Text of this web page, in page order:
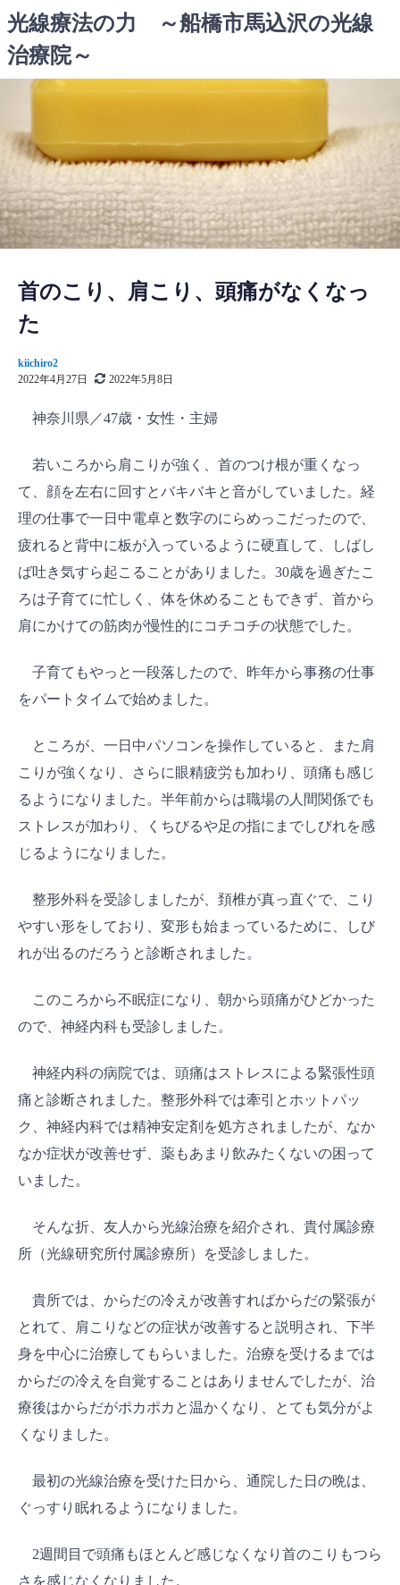
ン
テ
ッ
プ
光線療法の力 ～船橋市馬込沢の光線
治療院～
首のこり、肩こり、頭痛がなくなっ
た
kiichiro2
2022年4月27日
2022年5月8日
神奈川県／47歳・女性・主婦
若いころから肩こりが強く、首のつけ根が重くなっ
て、顔を左右に回すとバキバキと音がしていました。経
理の仕事で一日中電卓と数字のにらめっこだったので、
疲れると背中に板が入っているように硬直して、しばし
ば吐き気すら起こることがありました。30歳を過ぎたこ
ろは子育てに忙しく、体を休めることもできず、首から
肩にかけての筋肉が慢性的にコチコチの状態でした。
子育てもやっと一段落したので、昨年から事務の仕事
をパートタイムで始めました。
ところが、一日中パソコンを操作していると、また肩
こりが強くなり、さらに眼精疲労も加わり、頭痛も感じ
るようになりました。半年前からは職場の人間関係でも
ストレスが加わり、くちびるや足の指にまでしびれを感
じるようになりました。
整形外科を受診しましたが、頚椎が真っ直ぐで、こり
やすい形をしており、変形も始まっているために、しび
れが出るのだろうと診断されました。
このころから不眠症になり、朝から頭痛がひどかった
ので、神経内科も受診しました。
神経内科の病院では、頭痛はストレスによる緊張性頭
痛と診断されました。整形外科では牽引とホットパッ
ク、神経内科では精神安定剤を処方されましたが、なか
なか症状が改善せず、薬もあまり飲みたくないの困って
いました。
そんな折、友人から光線治療を紹介され、貴付属診療
所（光線研究所付属診療所）を受診しました。
貴所では、からだの冷えが改善すればからだの緊張が
とれて、肩こりなどの症状が改善すると説明され、下半
身を中心に治療してもらいました。治療を受けるまでは
からだの冷えを自覚することはありませんでしたが、治
療後はからだがポカポカと温かくなり、とても気分がよ
くなりました。
最初の光線治療を受けた日から、通院した日の晩は、
ぐっすり眠れるようになりました。
2週間目で頭痛もほとんど感じなくなり首のこりもつら
さを感じなくなりました。